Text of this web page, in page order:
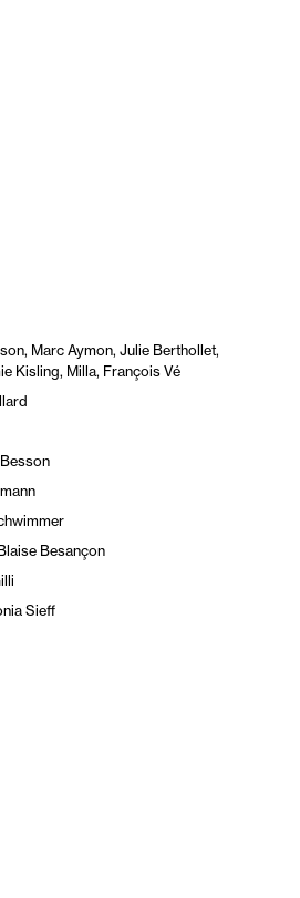
Marc Aymon, Julie Berthollet,
Kisling, Milla, François Vé
Besançon
Sieff